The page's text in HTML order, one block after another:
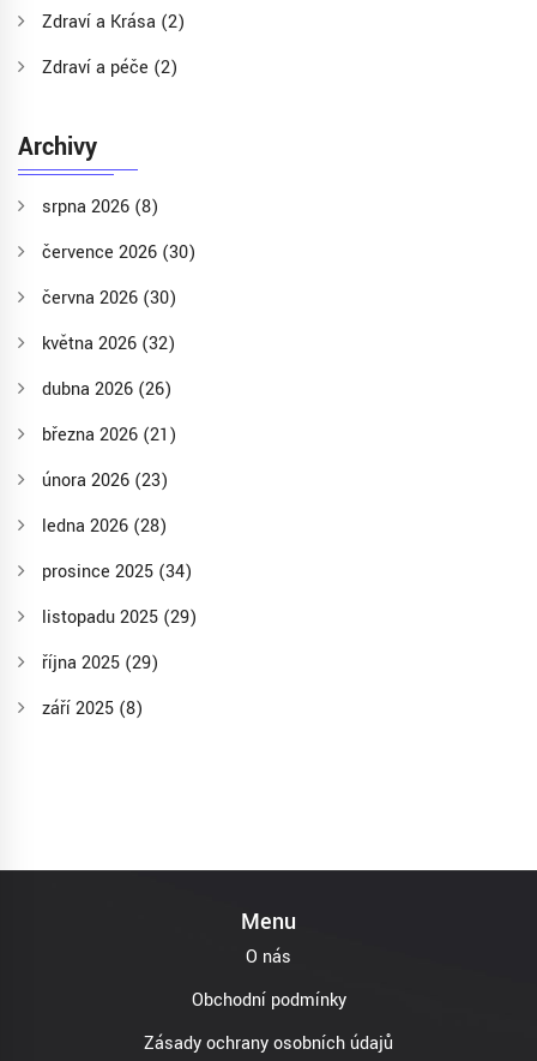
Zdraví a Krása (2)
Zdraví a péče (2)
Archivy
srpna 2026 (8)
července 2026 (30)
června 2026 (30)
května 2026 (32)
dubna 2026 (26)
března 2026 (21)
února 2026 (23)
ledna 2026 (28)
prosince 2025 (34)
listopadu 2025 (29)
října 2025 (29)
září 2025 (8)
Menu
O nás
Obchodní podmínky
Zásady ochrany osobních údajů